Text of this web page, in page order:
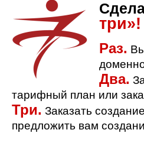
три»!
Раз.
Два.
тарифный план или
Три. Заказать
предложить вам